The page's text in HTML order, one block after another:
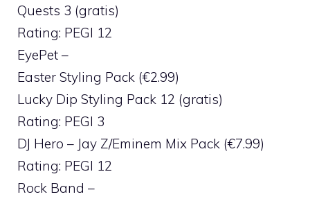
Quests 3 (gratis)
Rating: PEGI 12
EyePet –
Easter Styling Pack (€2.99)
Lucky Dip Styling Pack 12 (gratis)
Rating: PEGI 3
DJ Hero – Jay Z/Eminem Mix Pack (€7.99)
Rating: PEGI 12
Rock Band –